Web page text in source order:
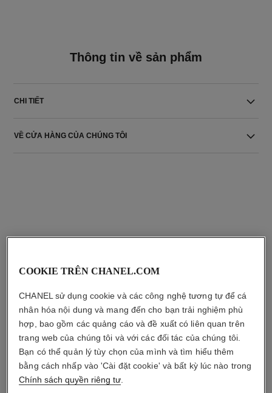
Thông tin về sản phẩm
CHI TIẾT
VỀ CỬA HÀNG CỦA CHÚNG TÔI
COOKIE TRÊN CHANEL.COM
CHANEL sử dụng cookie và các công nghệ tương tự để cá
nhân hóa nội dung và mang đến cho bạn trải nghiệm phù
hợp, bao gồm các quảng cáo và đề xuất có liên quan trên
trang web của chúng tôi và với các đối tác của chúng tôi.
Bạn có thể quản lý tùy chọn của mình và tìm hiểu thêm
bằng cách nhấp vào 'Cài đặt cookie' và bất kỳ lúc nào trong
Chính sách quyền riêng tư